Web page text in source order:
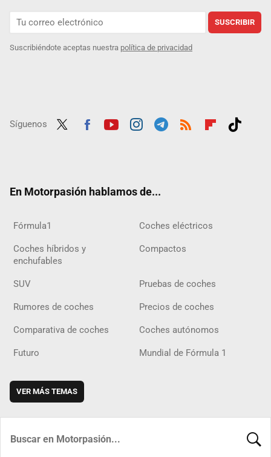
SUSCRIBIR
Suscribiéndote aceptas nuestra política de privacidad
Síguenos
En Motorpasión hablamos de...
Fórmula1 Coches eléctricos
Coches híbridos y
enchufables
Compactos
SUV Pruebas de coches
Rumores de coches Precios de coches
Comparativa de coches Coches autónomos
Futuro Mundial de Fórmula 1
VER MÁS TEMAS